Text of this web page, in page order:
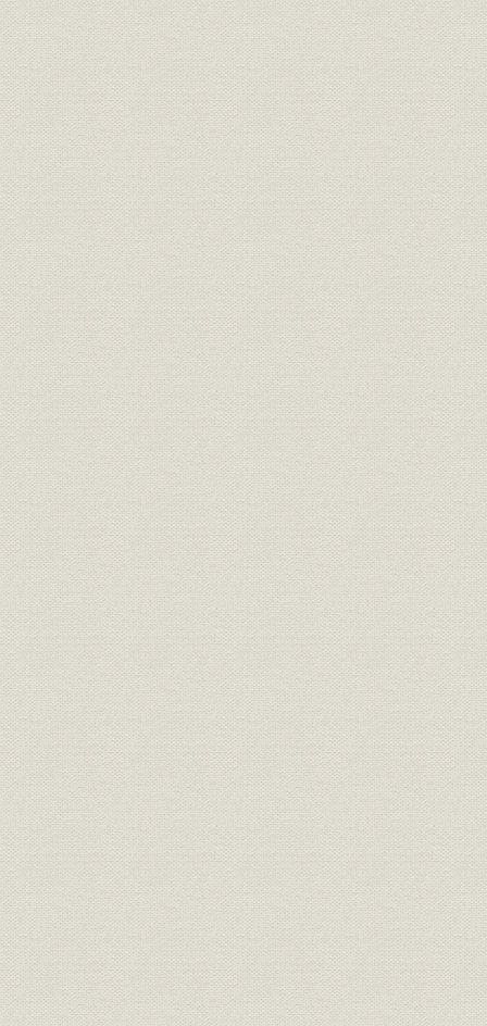
1. 三井船舶株式会社の設立と経過
2. 戦時下の経営活動
3. 業績の推移
第7章 占領下の海運業
第1節 占領政策と海運管理
第2節 占領政策と大阪商船・三井船舶
第3節 海運管理下の大阪商船・三井船舶
第8章 海運業の復興
第1節 激動の海運復興
第2節 大阪商船の国際海運界復帰
1. 経営方針と組織機構
2. 国際海運界への復帰
3. 業績の好転とその限界
第3節 三井船舶の積極政策
1. 経営方針と組織機構
2. 積極策の推進
3. 業績の不安定性と資金調達
第9章 長期海運不況と海運集約
第1節 高度経済成長下の海運不況
第2節 海運不況下の大阪商船
1. 経営合理化の戦略と機構改革
2. 定期航路拡充の限界と不定期部門の強化
3. 業績の低迷と整備計画の展開